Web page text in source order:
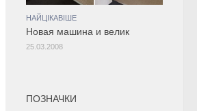
НАЙЦІКАВІШЕ
Новая машина и велик
25.03.2008
ПОЗНАЧКИ